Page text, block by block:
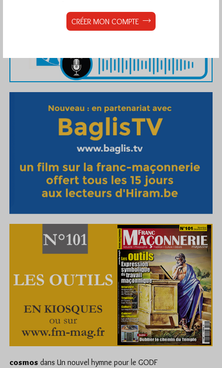
cosmos dans Un nouvel hymne pour le GODF
CRÉER MON COMPTE